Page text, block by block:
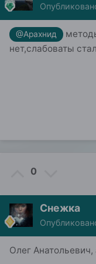
@Арахнид
нет,слабоваты
0
Снежка
Олег